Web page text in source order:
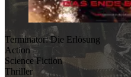
Terminator: Die Erlösung
Action
Science Fiction
Thriller